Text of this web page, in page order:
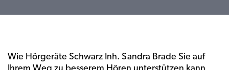
Wie Hörgeräte Schwarz Inh. Sandra Brade Sie auf